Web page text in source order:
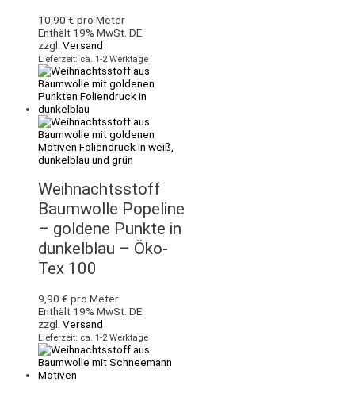
10,90 € pro Meter
Enthält 19% MwSt. DE
zzgl. Versand
Lieferzeit: ca. 1-2 Werktage
Weihnachtsstoff
Baumwolle Popeline
– goldene Punkte in
dunkelblau – Öko-
Tex 100
9,90 € pro Meter
Enthält 19% MwSt. DE
zzgl. Versand
Lieferzeit: ca. 1-2 Werktage